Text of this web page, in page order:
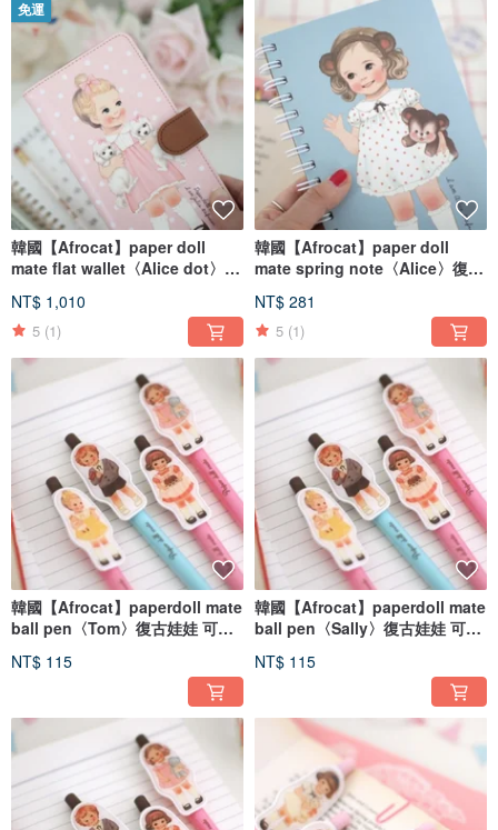
免運
韓國【Afrocat】paper doll
mate flat wallet〈Alice dot〉復
錢
NT$ 1,010
5 (1)
韓國【Afrocat】paper doll
mate spring note〈Alice〉復古
NT$ 281
5 (1)
韓國【Afrocat】paperdoll mate
ball pen〈Tom〉復古娃娃 可愛
NT$ 115
韓國【Afrocat】paperdoll mate
ball pen〈Sally〉復古娃娃 可愛
NT$ 115